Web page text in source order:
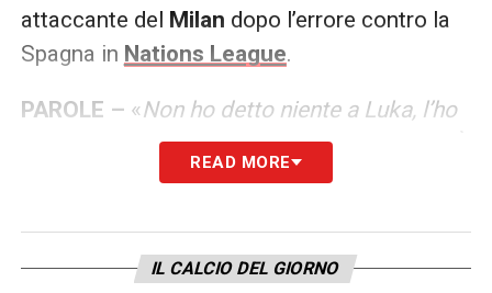
attaccante del Milan dopo l’errore contro la
Spagna in Nations League.
PAROLE – «Non ho detto niente a Luka, l’ho
abbracciato, a testa alta e andiamo avanti. È
la cosa più difficile per lui, perché è
ogni caso, sono contento che sia mobile,
READ MORE
IL CALCIO DEL GIORNO